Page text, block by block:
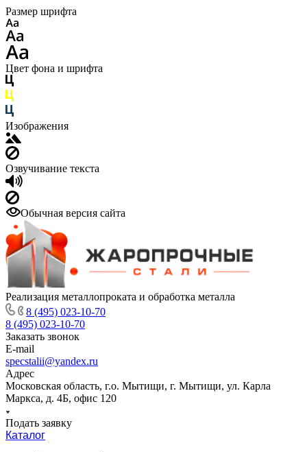
Размер шрифта
Цвет фона и шрифта
Изображения
Озвучивание текста
Обычная версия сайта
Реализация металлопроката и обработка металла
8 (495) 023-10-70
8 (495) 023-10-70
Заказать звонок
E-mail
specstalii@yandex.ru
Адрес
Московская область, г.о. Мытищи, г. Мытищи, ул. Карла
Маркса, д. 4Б, офис 120
Подать заявку
Каталог